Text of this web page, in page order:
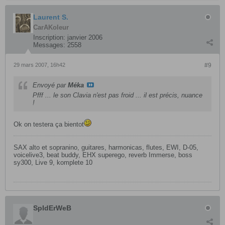
Laurent S.
CarAKoleur
Inscription: janvier 2006
Messages: 2558
#9
29 mars 2007, 16h42
Envoyé par Méka
Pfff ... le son Clavia n'est pas froid ... il est précis, nuance
!
Ok on testera ça bientot
SAX alto et sopranino, guitares, harmonicas, flutes, EWI, D-05,
voicelive3, beat buddy, EHX superego, reverb Immerse, boss
sy300, Live 9, komplete 10
SpIdErWeB